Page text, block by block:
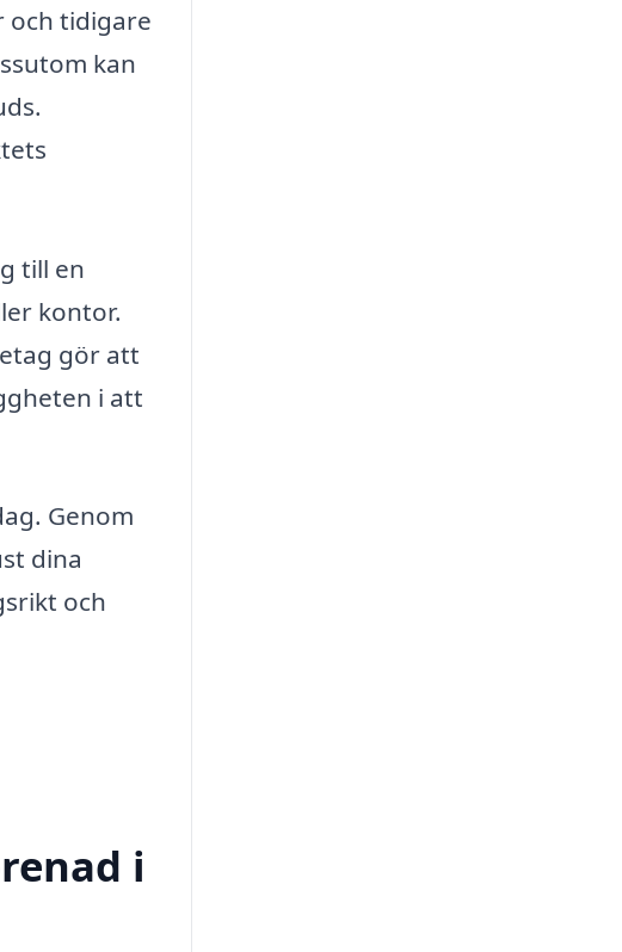
och tidigare
kan
till en
kontor.
gör att
i att
Genom
dina
och
i